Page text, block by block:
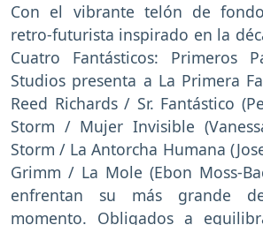
Con el vibrante telón de
retro-futurista inspirado en la
Cuatro Fantásticos: Primeros
Studios presenta a La Primera
Reed Richards / Sr. Fantástico
Storm / Mujer Invisible
Storm / La Antorcha Humana
Grimm / La Mole (Ebon Moss-
enfrentan su más grande
momento. Obligados a